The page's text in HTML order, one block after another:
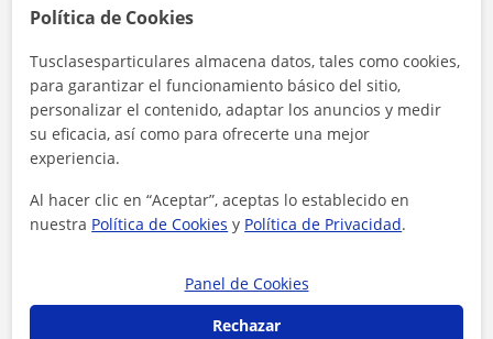
Al hacer clic, aceptas nuestroaviso legal
Política de Cookies
Tusclasesparticulares almacena datos, tales como cookies,
para garantizar el funcionamiento básico del sitio,
personalizar el contenido, adaptar los anuncios y medir
su eficacia, así como para ofrecerte una mejor
experiencia.
Al hacer clic en “Aceptar”, aceptas lo establecido en
nuestra Política de Cookies y Política de Privacidad.
Panel de Cookies
Rechazar